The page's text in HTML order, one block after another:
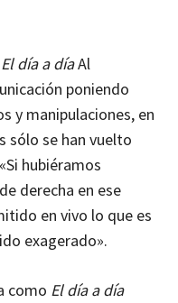
El día a díaAl
poniendo
y manipulaciones, en
sólo se han vuelto
hubiéramos
derecha en ese
en vivo lo que es
exagerado».
como El día a día